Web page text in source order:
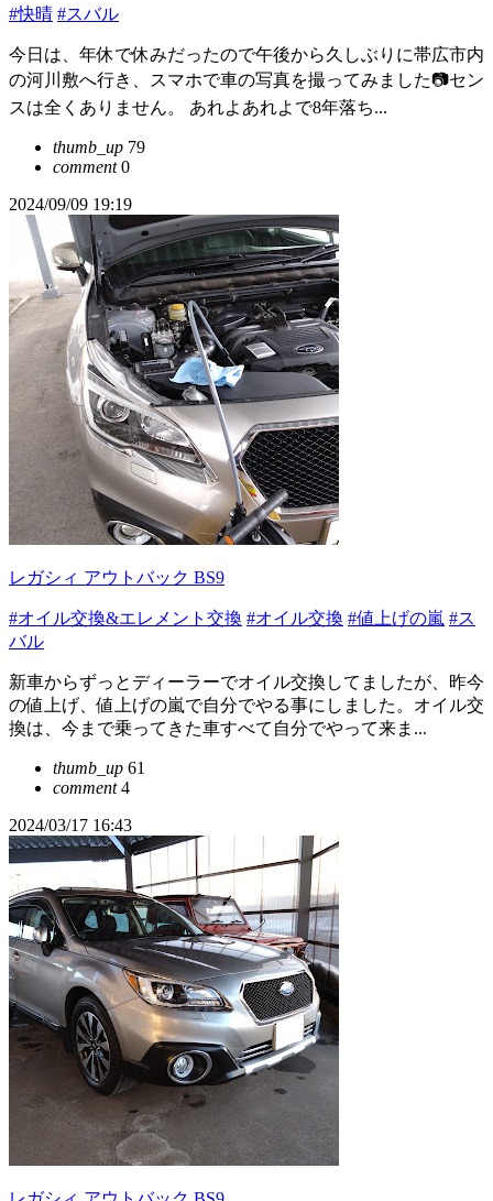
#快晴 #スバル
今日は、年休で休みだったので午後から久しぶりに帯広市内
の河川敷へ行き、スマホで車の写真を撮ってみました📷️セン
スは全くありません。 あれよあれよで8年落ち...
thumb_up 79
comment0
2024/09/09 19:19
レガシィ アウトバック BS9
#オイル交換&エレメント交換 #オイル交換 #値上げの嵐 #ス
バル
新車からずっとディーラーでオイル交換してましたが、昨今
の値上げ、値上げの嵐で自分でやる事にしました。オイル交
換は、今まで乗ってきた車すべて自分でやって来ま...
thumb_up 61
comment4
2024/03/17 16:43